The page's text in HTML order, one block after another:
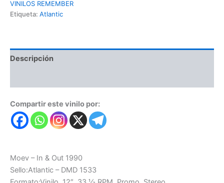
VINILOS REMEMBER
Etiqueta: Atlantic
Descripción
Compartir este vinilo por:
Moev – In & Out 1990
Sello:Atlantic – DMD 1533